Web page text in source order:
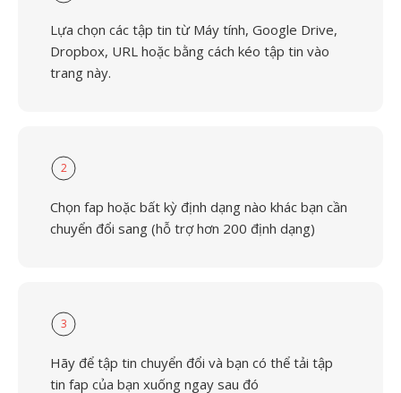
Lựa chọn các tập tin từ Máy tính, Google Drive,
Dropbox, URL hoặc bằng cách kéo tập tin vào
trang này.
2
Chọn fap hoặc bất kỳ định dạng nào khác bạn cần
chuyển đổi sang (hỗ trợ hơn 200 định dạng)
3
Hãy để tập tin chuyển đổi và bạn có thể tải tập
tin fap của bạn xuống ngay sau đó